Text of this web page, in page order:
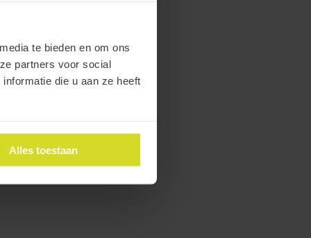
te bieden en om ons
partners voor social
die u aan ze heeft
Alles toestaan